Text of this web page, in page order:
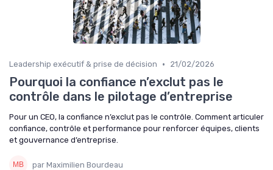
Leadership exécutif & prise de décision • 21/02/2026
Pourquoi la confiance n’exclut pas le
contrôle dans le pilotage d’entreprise
Pour un CEO, la confiance n’exclut pas le contrôle. Comment articuler
confiance, contrôle et performance pour renforcer équipes, clients
et gouvernance d’entreprise.
par Maximilien Bourdeau